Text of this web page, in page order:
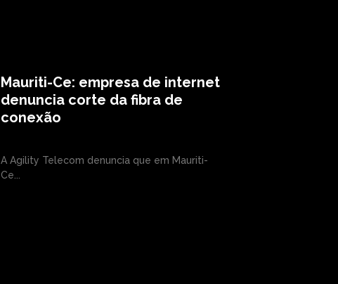
Mauriti-Ce: empresa de internet
denuncia corte da fibra de
conexão
A Agility Telecom denuncia que em Mauriti-
Ce...